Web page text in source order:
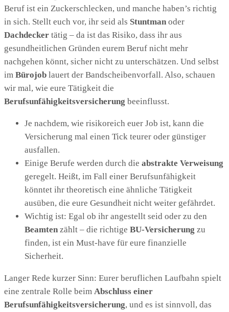
Beruf ist ein Zuckerschlecken, und manche haben’s richtig
in sich. Stellt euch vor, ihr seid als Stuntman oder
Dachdecker tätig – da ist das Risiko, dass ihr aus
gesundheitlichen Gründen eurem Beruf nicht mehr
nachgehen könnt, sicher nicht zu unterschätzen. Und selbst
im Bürojob lauert der Bandscheibenvorfall. Also, schauen
wir mal, wie eure Tätigkeit die
Berufsunfähigkeitsversicherung beeinflusst.
Je nachdem, wie risikoreich euer Job ist, kann die
Versicherung mal einen Tick teurer oder günstiger
ausfallen.
Einige Berufe werden durch die abstrakte Verweisung
geregelt. Heißt, im Fall einer Berufsunfähigkeit
könntet ihr theoretisch eine ähnliche Tätigkeit
ausüben, die eure Gesundheit nicht weiter gefährdet.
Wichtig ist: Egal ob ihr angestellt seid oder zu den
Beamten zählt – die richtige BU-Versicherung zu
finden, ist ein Must-have für eure finanzielle
Sicherheit.
Langer Rede kurzer Sinn: Eurer beruflichen Laufbahn spielt
eine zentrale Rolle beim Abschluss einer
Berufsunfähigkeitsversicherung, und es ist sinnvoll, das